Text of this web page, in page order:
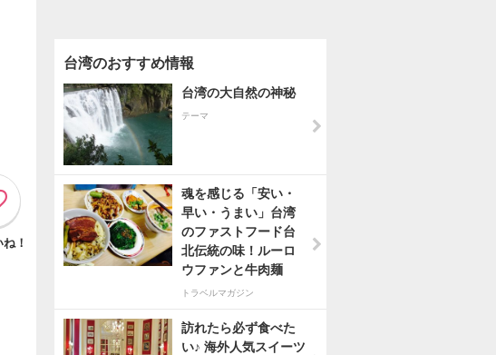
！
台湾のおすすめ情報
台湾の大自然の神秘
テーマ
魂を感じる「安い・
早い・うまい」台湾
のファストフード台
北伝統の味！ルーロ
ウファンと牛肉麺
トラベルマガジン
訪れたら必ず食べた
い♪ 海外人気スイーツ